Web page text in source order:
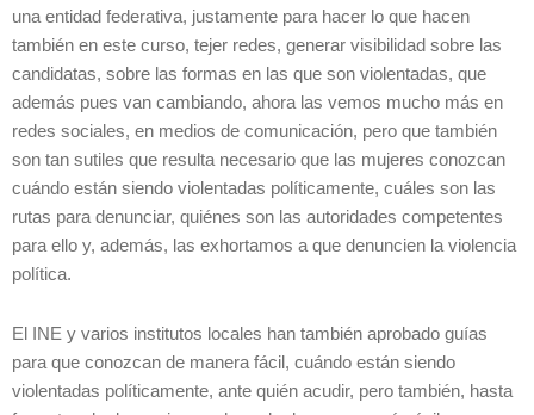
una entidad federativa, justamente para hacer lo que hacen
también en este curso, tejer redes, generar visibilidad sobre las
candidatas, sobre las formas en las que son violentadas, que
además pues van cambiando, ahora las vemos mucho más en
redes sociales, en medios de comunicación, pero que también
son tan sutiles que resulta necesario que las mujeres conozcan
cuándo están siendo violentadas políticamente, cuáles son las
rutas para denunciar, quiénes son las autoridades competentes
para ello y, además, las exhortamos a que denuncien la violencia
política.
El INE y varios institutos locales han también aprobado guías
para que conozcan de manera fácil, cuándo están siendo
violentadas políticamente, ante quién acudir, pero también, hasta